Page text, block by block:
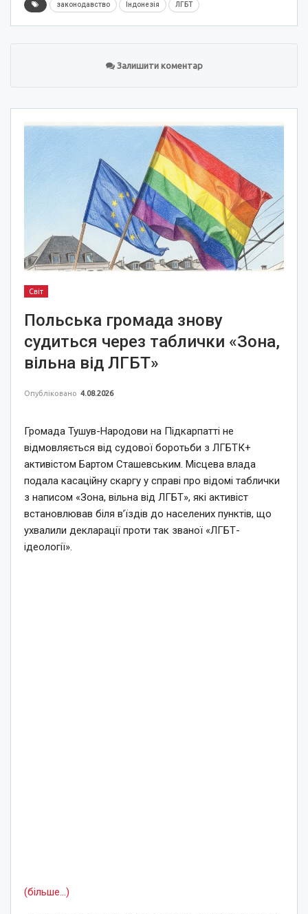
законодавство Індонезія ЛГБТ
Залишити коментар
Світ
Польська громада знову
судиться через таблички «Зона,
вільна від ЛГБТ»
Опубліковано 4.08.2026
Громада Тушув-Народови на Підкарпатті не
відмовляється від судової боротьби з ЛГБТК+
активістом Бартом Сташевським. Місцева влада
подала касаційну скаргу у справі про відомі таблички
з написом «Зона, вільна від ЛГБТ», які активіст
встановлював біля в’їздів до населених пунктів, що
ухвалили декларації проти так званої «ЛГБТ-
ідеології».
(більше…)